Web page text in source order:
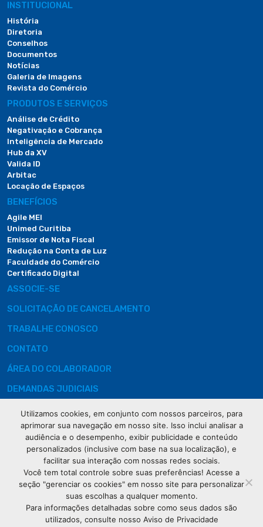
INSTITUCIONAL
História
Diretoria
Conselhos
Documentos
Notícias
Galeria de Imagens
Revista do Comércio
PRODUTOS E SERVIÇOS
Análise de Crédito
Negativação e Cobrança
Inteligência de Mercado
Hub da XV
Valida ID
Arbitac
Locação de Espaços
BENEFÍCIOS
Agile MEI
Unimed Curitiba
Emissor de Nota Fiscal
Redução na Conta de Luz
Faculdade do Comércio
Certificado Digital
ASSOCIE-SE
SOLICITAÇÃO DE CANCELAMENTO
TRABALHE CONOSCO
CONTATO
ÁREA DO COLABORADOR
DEMANDAS JUDICIAIS
Rua XV de
Novembro, 621
Curitiba
CEP: 80020-310
(41) 3320-
2929
Utilizamos cookies, em conjunto com nossos parceiros, para
aprimorar sua navegação em nosso site. Isso inclui analisar a
audiência e o desempenho, exibir publicidade e conteúdo
personalizados (inclusive com base na sua localização), e
facilitar sua interação com nossas redes sociais.
Você tem total controle sobre suas preferências! Acesse a
seção "gerenciar os cookies" em nosso site para personalizar
suas escolhas a qualquer momento.
Para informações detalhadas sobre como seus dados são
utilizados, consulte nosso Aviso de Privacidade